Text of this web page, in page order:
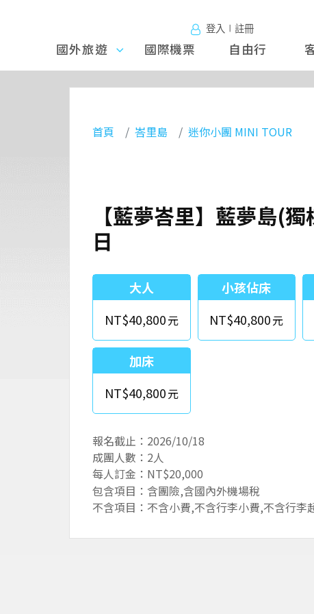
登入∣註冊
國外旅
遊
國外旅遊 國際機票 自由行
首頁 峇里島 迷你小團 MINI TOUR
【藍夢峇里】藍夢島(
日
大人
NT$40,800
小孩佔床
NT$40,800
加床
NT$40,800
報名截止：2026/10/18
成團人數：2人
每人訂金：NT$20,000
包含項目：含團險,含國內外機場稅
不含項目：不含小費,不含行李小費,不含行李